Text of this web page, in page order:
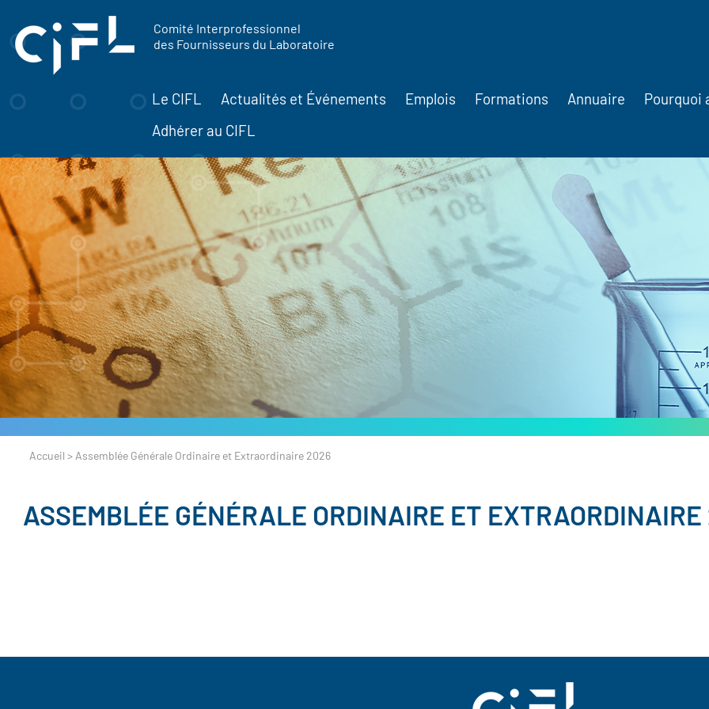
Comité Interprofessionnel
des Fournisseurs du Laboratoire
Le CIFL Actualités et Événements Emplois Formations Annuaire Pourquoi
Adhérer au CIFL
Accueil > Assemblée Générale Ordinaire et Extraordinaire 2026
ASSEMBLÉE GÉNÉRALE ORDINAIRE ET